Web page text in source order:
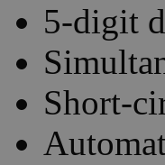
5-digit
Short-